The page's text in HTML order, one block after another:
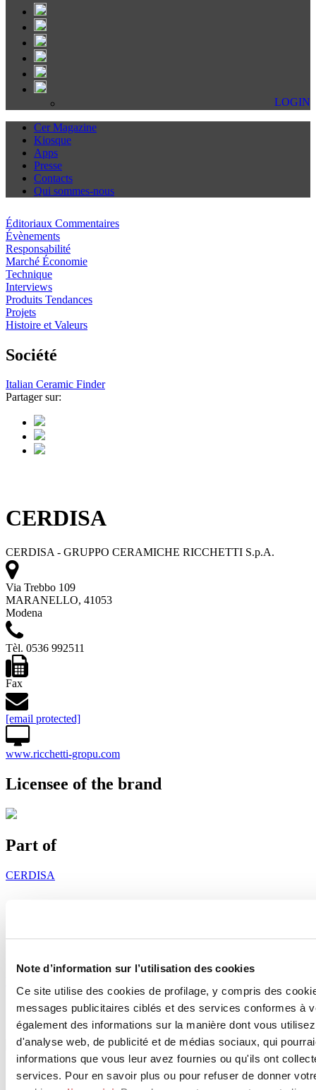
Note d’information sur l’utilisation des cookies
Ce site utilise des cookies de profilage, y compris des
messages publicitaires ciblés et des services conformes à
également des informations sur la manière dont vous
d'analyse web, de publicité et de médias sociaux, qui
informations que vous leur avez fournies ou qu'ils ont
services. Pour en savoir plus ou pour refuser de donner
LOGIN
Cer Magazine
Kiosque
Apps
Presse
Contacts
Qui sommes-nous
Éditoriaux Commentaires
Évènements
Responsabilité
Marché Économie
Technique
Interviews
Produits Tendances
Projets
Histoire et Valeurs
Société
Italian Ceramic Finder
Partager sur:
CERDISA
CERDISA - GRUPPO CERAMICHE RICCHETTI S.p.A.
Via Trebbo 109
MARANELLO, 41053
Modena
Tèl. 0536 992511
Fax
[email protected]
www.ricchetti-gropu.com
Licensee of the brand
Part of
CERDISA